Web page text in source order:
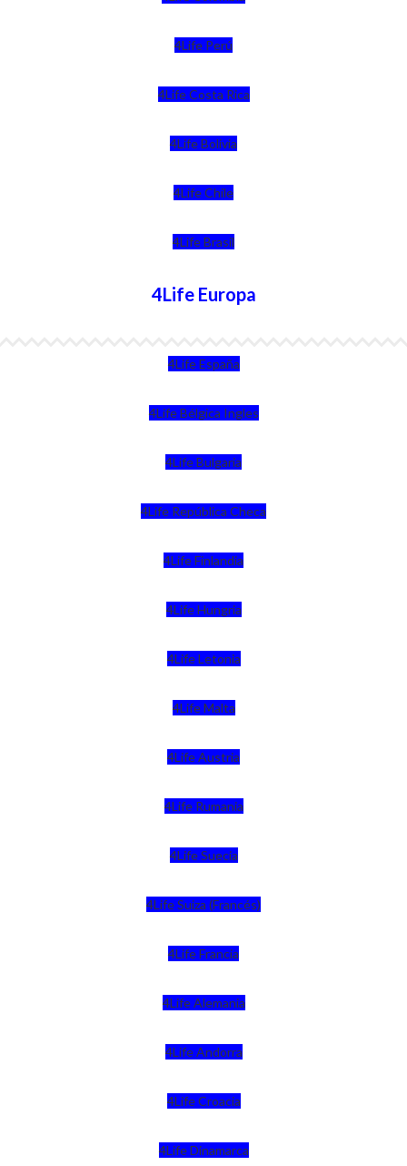
4Life Perú
4Life Costa Rica
4Life Bolivia
4Life Chile
4Life Brasil
4Life Europa
4Life España
4Life Bélgica Ingles
4Life Bulgaria
4Life República Checa
4Life Finlandia
4Life Hungria
4Life Letonia
4Life Malta
4Life Austria
4Life Rumania
4Life Suecia
4Life Suiza (Francés)
4Life Francia
4Life Alemania
4Life Andorra
4Life Croacia
4Life Dinamarca